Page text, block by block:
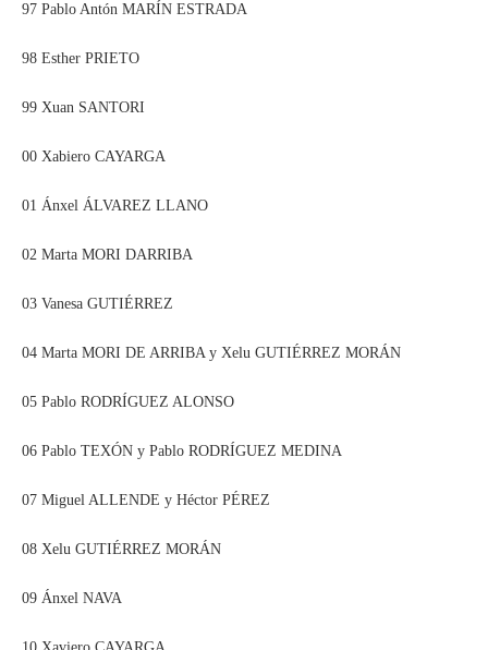
97 Pablo Antón MARÍN ESTRADA
98 Esther PRIETO
99 Xuan SANTORI
00 Xabiero CAYARGA
01 Ánxel ÁLVAREZ LLANO
02 Marta MORI DARRIBA
03 Vanesa GUTIÉRREZ
04 Marta MORI DE ARRIBA y Xelu GUTIÉRREZ MORÁN
05 Pablo RODRÍGUEZ ALONSO
06 Pablo TEXÓN y Pablo RODRÍGUEZ MEDINA
07 Miguel ALLENDE y Héctor PÉREZ
08 Xelu GUTIÉRREZ MORÁN
09 Ánxel NAVA